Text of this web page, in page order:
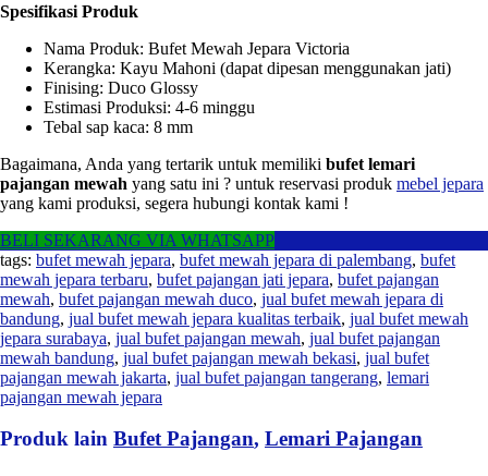
Spesifikasi Produk
Nama Produk: Bufet Mewah Jepara Victoria
Kerangka: Kayu Mahoni (dapat dipesan menggunakan jati)
Finising: Duco Glossy
Estimasi Produksi: 4-6 minggu
Tebal sap kaca: 8 mm
Bagaimana, Anda yang tertarik untuk memiliki bufet lemari
pajangan mewah yang satu ini ? untuk reservasi produk mebel jepara
yang kami produksi, segera hubungi kontak kami !
BELI SEKARANG VIA WHATSAPP
tags: bufet mewah jepara, bufet mewah jepara di palembang, bufet
mewah jepara terbaru, bufet pajangan jati jepara, bufet pajangan
mewah, bufet pajangan mewah duco, jual bufet mewah jepara di
bandung, jual bufet mewah jepara kualitas terbaik, jual bufet mewah
jepara surabaya, jual bufet pajangan mewah, jual bufet pajangan
mewah bandung, jual bufet pajangan mewah bekasi, jual bufet
pajangan mewah jakarta, jual bufet pajangan tangerang, lemari
pajangan mewah jepara
Produk lain Bufet Pajangan, Lemari Pajangan